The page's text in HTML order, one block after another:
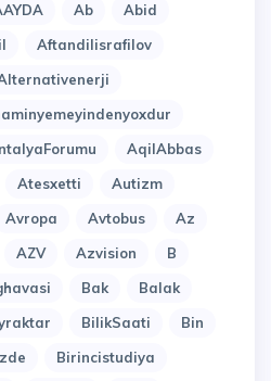
Ab
Abid
Aftandilisrafilov
AqilAbbas
Atesxetti
Autizm
Avropa Avtobus
Az
AZV Azvision
B
Bak
Balak
BilikSaati
Bin
Birincistudiya